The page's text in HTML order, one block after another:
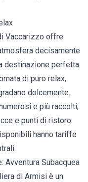
Vaccarizzo offre
decisamente
destinazione perfetta
di puro relax,
dolcemente.
e più raccolti,
e punti di ristoro.
hanno tariffe
Avventura Subacquea
di Armisi è un